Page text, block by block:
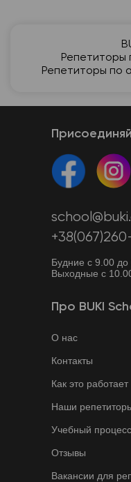
Репетиторы
Репетиторы по
Будние с 9.00 до
Выходные с
Про BUKI
О нас
Контакты
Как это работает
Наши
Учебный процесс
Отзывы
Вакансии для